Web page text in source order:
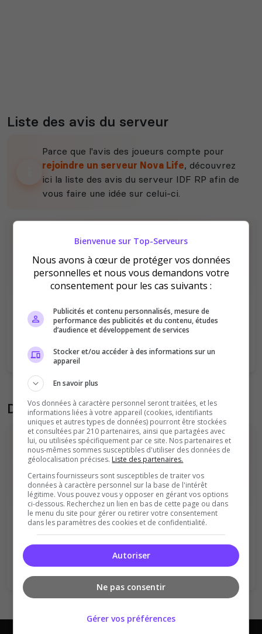
Liste des avis du serveur
Parce que l'avis des joueurs compte pour
rejoindre un serveur Nova Life, découvrez
ici la liste des avis du serveur IDF RP afin de
vous faire une idée sur celui-ci.
Qualité
Staff du serveur
Ambiance
Disponibilité
Donner son avis sur le serveur
Vous devez être connecté pour ajouter
un avis sur ce serveur !
Se connecter S'inscrire
Bienvenue sur Top-Serveurs
Nous avons à cœur de protéger vos données
personnelles et nous vous demandons votre
consentement pour les cas suivants :
Publicités et contenu personnalisés, mesure de
performance des publicités et du contenu, études
d’audience et développement de services
Stocker et/ou accéder à des informations sur un
appareil
En savoir plus
Vos données à caractère personnel seront traitées, et les
informations liées à votre appareil (cookies, identifiants
uniques et autres types de données) pourront être stockées
et consultées par 210 partenaires, ainsi que partagées avec
lui, ou utilisées spécifiquement par ce site. Nos partenaires et
nous-mêmes sommes susceptibles d'utiliser des données de
géolocalisation précises. Liste des partenaires.
Certains fournisseurs sont susceptibles de traiter vos
données à caractère personnel sur la base de l'intérêt
légitime. Vous pouvez vous y opposer en gérant vos options
ci-dessous. Recherchez un lien en bas de cette page ou dans
le menu du site pour gérer ou retirer votre consentement
dans les paramètres des cookies et de confidentialité.
Autoriser
Ne pas consentir
Gérer vos préférences